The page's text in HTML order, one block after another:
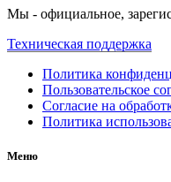
Мы - официальное,
Техническая поддержка
Политика
Пользовательское
Согласие на
Политика
Меню